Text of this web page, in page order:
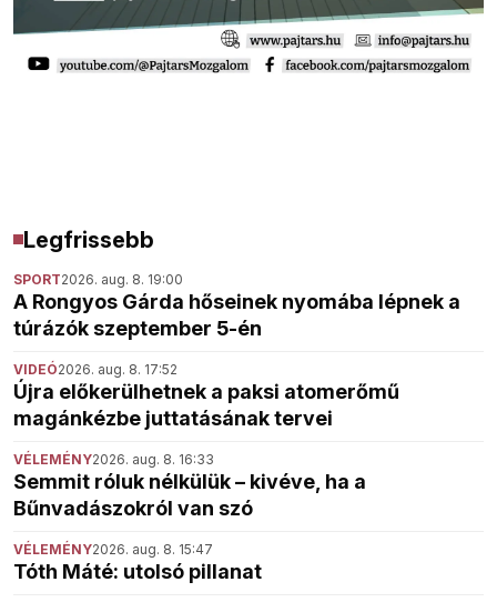
Legfrissebb
SPORT2026. aug. 8. 19:00
A Rongyos Gárda hőseinek nyomába lépnek a
túrázók szeptember 5-én
VIDEÓ2026. aug. 8. 17:52
Újra előkerülhetnek a paksi atomerőmű
magánkézbe juttatásának tervei
VÉLEMÉNY2026. aug. 8. 16:33
Semmit róluk nélkülük – kivéve, ha a
Bűnvadászokról van szó
VÉLEMÉNY2026. aug. 8. 15:47
Tóth Máté: utolsó pillanat